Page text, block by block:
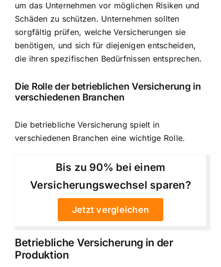
um das Unternehmen vor möglichen Risiken und
Schäden zu schützen. Unternehmen sollten
sorgfältig prüfen, welche Versicherungen sie
benötigen, und sich für diejenigen entscheiden,
die ihren spezifischen Bedürfnissen entsprechen.
Die Rolle der betrieblichen Versicherung in
verschiedenen Branchen
Die betriebliche Versicherung spielt in
verschiedenen Branchen eine wichtige Rolle.
Bis zu 90% bei einem
Versicherungswechsel sparen?
Jetzt vergleichen
Betriebliche Versicherung in der
Produktion